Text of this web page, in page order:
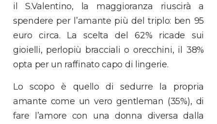
il S.Valentino, la maggioranza riuscirà a
spendere per l’amante più del triplo: ben 95
euro circa. La scelta del 62% ricade sui
gioielli, perlopiù bracciali o orecchini, il 38%
opta per un raffinato capo di lingerie.
Lo scopo è quello di sedurre la propria
amante come un vero gentleman (35%), di
fare l’amore con una donna diversa dalla